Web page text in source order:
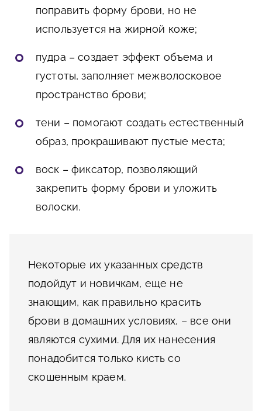
поправить форму брови, но не
используется на жирной коже;
пудра – создает эффект объема и
густоты, заполняет межволосковое
пространство брови;
тени – помогают создать естественный
образ, прокрашивают пустые места;
воск – фиксатор, позволяющий
закрепить форму брови и уложить
волоски.
Некоторые их указанных средств
подойдут и новичкам, еще не
знающим, как правильно красить
брови в домашних условиях, – все они
являются сухими. Для их нанесения
понадобится только кисть со
скошенным краем.